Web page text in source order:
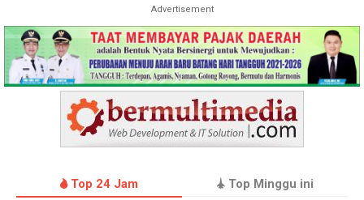
Advertisement
Top 24 Jam Top Minggu ini